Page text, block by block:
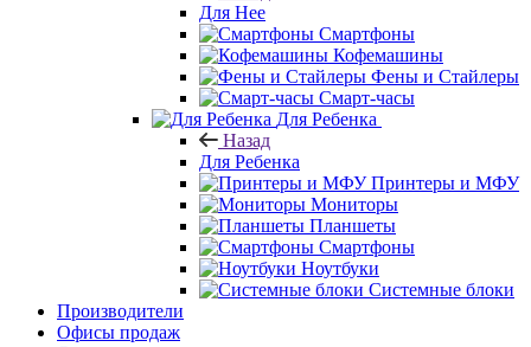
Для Нее
Смартфоны
Кофемашины
Фены и Стайлеры
Смарт-часы
Для Ребенка
Назад
Для Ребенка
Принтеры и МФУ
Мониторы
Планшеты
Смартфоны
Ноутбуки
Системные блоки
Производители
Офисы продаж